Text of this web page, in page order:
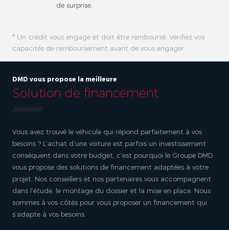
DMD vous propose la meilleure
Solution de financement
Vous avez trouvé le véhicule qui répond parfaitement à vos
besoins ? L’achat d’une voiture est parfois un investissement
conséquent dans votre budget, c’est pourquoi le Groupe DMD
vous propose des solutions de financement adaptées à votre
projet. Nos conseillers et nos partenaires vous accompagnent
dans l’étude, le montage du dossier et la mise en place. Nous
sommes à vos côtés pour vous proposer un financement qui
s’adapte à vos besoins.
de surprise.
* Un crédit vous engage et doit être remboursé. Vérifiez vos
capacités de remboursement avant de vous engager.